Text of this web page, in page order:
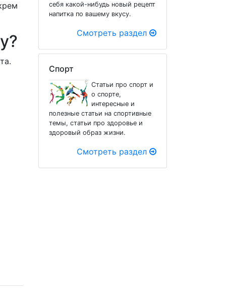
себя какой-нибудь новый рецепт
напитка по вашему вкусу.
Смотреть раздел
Спорт
Статьи про спорт и
о спорте,
интересные и
полезные статьи на спортивные
темы, статьи про здоровье и
здоровый образ жизни.
Смотреть раздел